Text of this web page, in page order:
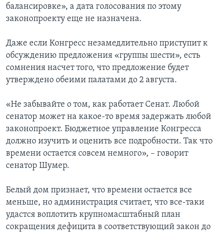
балансировке», а дата голосования по этому
законопроекту еще не назначена.
Даже если Конгресс незамедлительно приступит к
обсуждению предложения «группы шести», есть
сомнения насчет того, что предложение будет
утверждено обеими палатами до 2 августа.
«Не забывайте о том, как работает Сенат. Любой
сенатор может на какое-то время задержать любой
законопроект. Бюджетное управление Конгресса
должно изучить и оценить все подробности. Так что
времени остается совсем немного», – говорит
сенатор Шумер.
Белый дом признает, что времени остается все
меньше, но администрация считает, что все-таки
удастся воплотить крупномасштабный план
сокращения дефицита в соответствующий закон до